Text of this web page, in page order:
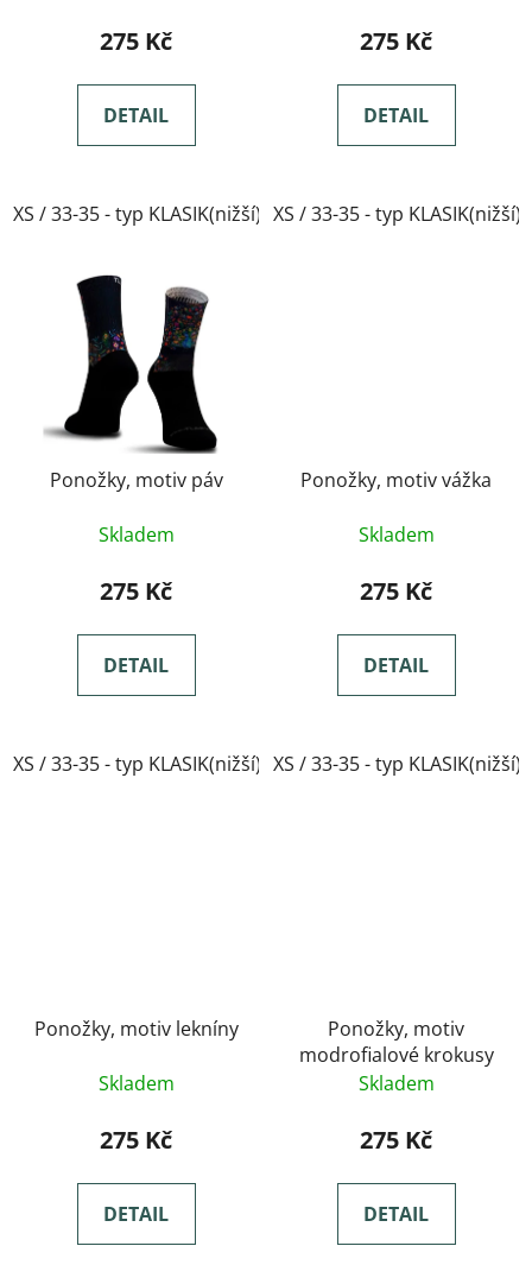
275 Kč
DETAIL
XS / 33-35 - typ KLASIK(nižší)
275 Kč
DETAIL
XS / 33-35 - typ KLASIK(nižší)
Ponožky, motiv páv
Skladem
275 Kč
DETAIL
XS / 33-35 - typ KLASIK(nižší)
Ponožky, motiv vážka
Skladem
275 Kč
DETAIL
XS / 33-35 - typ KLASIK(nižší)
Ponožky, motiv lekníny
Skladem
275 Kč
DETAIL
Ponožky, motiv
modrofialové krokusy
Skladem
275 Kč
DETAIL